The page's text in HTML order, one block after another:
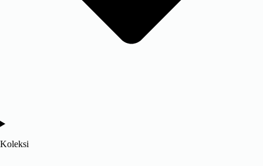
Koleksi